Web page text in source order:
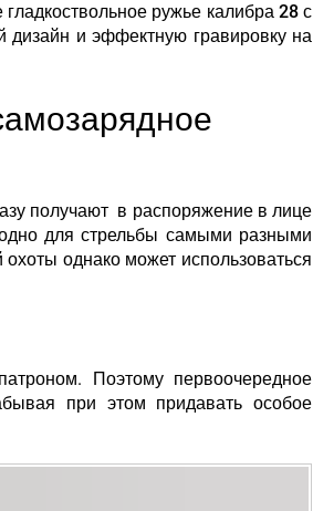
ружье калибра 28 с
и эффектную гравировку на
получают в распоряжение в лице
для стрельбы самыми разными
охоты однако может использоваться
Поэтому первоочередное
при этом придавать особое